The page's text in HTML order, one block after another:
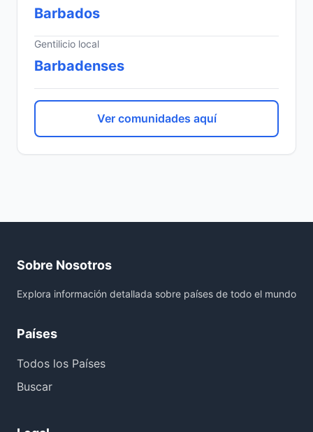
Barbados
Gentilicio local
Barbadenses
Ver comunidades aquí
Sobre Nosotros
Explora información detallada sobre países de todo el mundo
Países
Todos los Países
Buscar